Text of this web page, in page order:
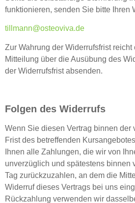
funktionieren, senden Sie bitte Ihren
tillmann@osteoviva.de
Zur Wahrung der Widerrufsfrist
Mitteilung über die Ausübung des
der Widerrufsfrist absenden.
Folgen des Widerrufs
Wenn Sie diesen Vertrag binnen der
Frist des betreffenden
Ihnen alle Zahlungen, die wir von
unverzüglich und spätestens binnen
Tag zurückzuzahlen, an dem die
Widerruf dieses Vertrags bei uns
Rückzahlung verwenden wir